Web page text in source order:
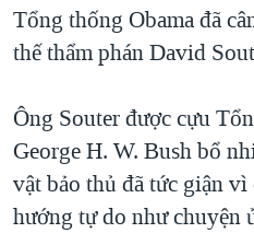
CÁC GIÁ TRỊ CỘNG HÒA Ở
THƯỢNG ĐỈNH TRUMP-KIM
NGƯ DÂN VIỆT VÀ LÀN
BÊN KIA QUỐC LỘ: TIẾNG
QUAN HỆ VIỆT MỸ
Tổng thống Obama đã
thế thẩm phán David
Ông Souter được cựu
George H. W. Bush bổ
vật bảo thủ đã tức giận
hướng tự do như chuyện